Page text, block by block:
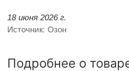
18 июня 2026 г.
Источник: Озон
Подробнее о